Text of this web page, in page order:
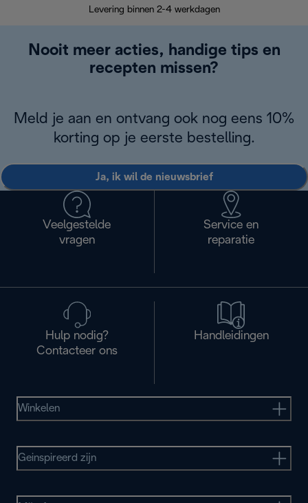
Levering binnen 2-4 werkdagen
Nooit meer acties, handige tips en
recepten missen?
Meld je aan en ontvang ook nog eens 10%
korting op je eerste bestelling.
Ja, ik wil de nieuwsbrief
Veelgestelde
vragen
Service en
reparatie
Hulp nodig?
Contacteer ons
Handleidingen
Winkelen
Geinspireerd zijn